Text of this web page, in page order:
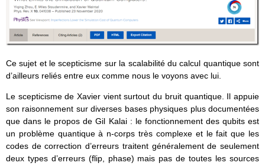
Ce sujet et le scepticisme sur la scalabilité du calcul quantique sont
d’ailleurs reliés entre eux comme nous le voyons avec lui.
Le scepticisme de Xavier vient surtout du bruit quantique. Il appuie
son raisonnement sur diverses bases physiques plus documentées
que dans le propos de Gil Kalai : le fonctionnement des qubits est
un problème quantique à n-corps très complexe et le fait que les
codes de correction d’erreurs traitent généralement de seulement
deux types d’erreurs (flip, phase) mais pas de toutes les sources